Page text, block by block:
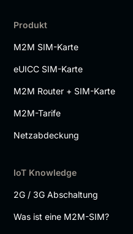
Produkt
M2M SIM-Karte
eUICC SIM-Karte
M2M Router + SIM-Karte
M2M-Tarife
Netzabdeckung
IoT Knowledge
2G / 3G Abschaltung
Was ist eine M2M-SIM?